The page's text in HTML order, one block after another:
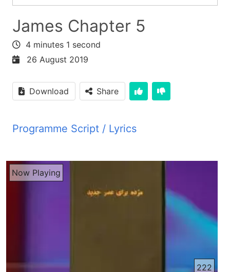
James Chapter 5
4 minutes 1 second
26 August 2019
Download Share
Programme Script / Lyrics
که بر سر شما می‌آید گریه و زاری کنید سروعت شما تبا
گشته و لباسهای زیبای تان را موریانه خورده هست تلا و
نقری شما زنگ زده و زنگ آنها دلیل برزد شماست و
مانند آتش بدن شما را خواهد سوزانید شما حتی تا این
روزهای آخر هم به اندختن سروعت مجغولید مزد
گوساله چاق برای روز زبه آماده کرده اید شخص آدل و
Now Playing
222